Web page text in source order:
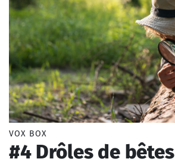
VOX BOX
#4 Drôles de bêtes